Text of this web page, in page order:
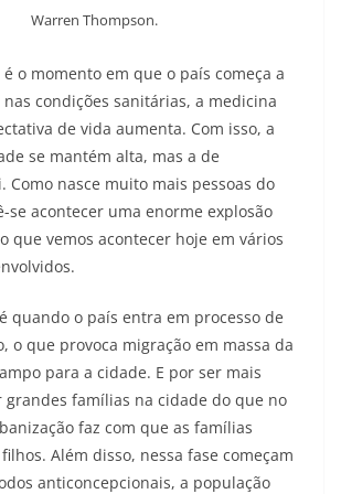
Warren Thompson.
é o momento em que o país começa a
condições sanitárias, a medicina
de vida aumenta. Com isso, a
se mantém alta, mas a de
Como nasce muito mais pessoas do
se acontecer uma enorme explosão
que vemos acontecer hoje em vários
quando o país entra em processo de
o que provoca migração em massa da
para a cidade. E por ser mais
famílias na cidade do que no
faz com que as famílias
Além disso, nessa fase começam
anticoncepcionais, a população